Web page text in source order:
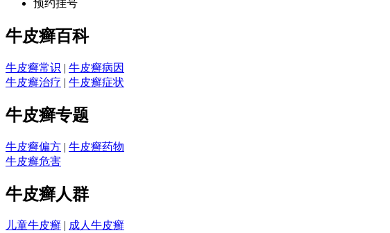
预约挂号
牛皮癣百科
牛皮癣常识 | 牛皮癣病因
牛皮癣治疗 | 牛皮癣症状
牛皮癣专题
牛皮癣偏方 | 牛皮癣药物
牛皮癣危害
牛皮癣人群
儿童牛皮癣 | 成人牛皮癣